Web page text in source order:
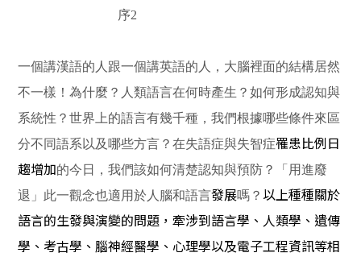
序2
一個講漢語的人跟一個講英語的人，大腦裡面的結構居然
不一樣！為什麼？人類語言在何時產生？如何形成認知與
系統性？世界上的語言有幾千種，我們根據哪些條件來區
分不同語系以及哪些方言？在失語症與失智症罹患比例日
趨增加的今日，我們該如何清楚認知與預防？「用進廢
退」此一觀念也適用於人腦和語言發展嗎？ 以上種種關於
語言的生發與演變的問題，牽涉到語言學、人類學、遺傳
學、考古學、腦神經醫學、心理學以及電子工程資訊等相